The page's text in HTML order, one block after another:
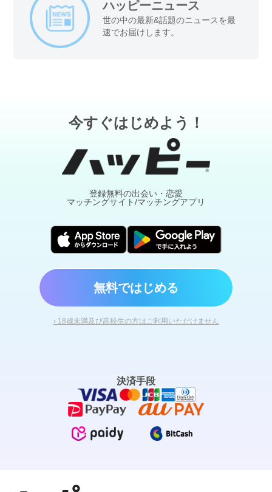
ハッピーニュース
世の中の最新&話題のニュースを最
速でお届けします。
今すぐはじめよう！
登録無料の出会い・恋愛
マッチングサイト/マッチングアプリ
無料ではじめる
› 18歳未満及び高校生の方はご利用いただけません
決済手段